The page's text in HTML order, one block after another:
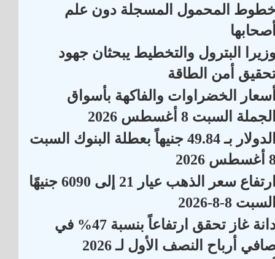
المحمول المسجلة دون علم
البترول والتخطيط يبحثان جهود
أمن الطاقة
الخضراوات والفاكهة بأسواق
السبت 8 أغسطس 2026
الدولار بـ 49.84 جنيهاً بعطلة البنوك السبت
2026
ارتفاع سعر الذهب عيار 21 إلى 6090 جنيهًا
8-8-2026
دانة غاز تحقق ارتفاعاً بنسبة 47% في
أرباح النصف الأول لـ 2026